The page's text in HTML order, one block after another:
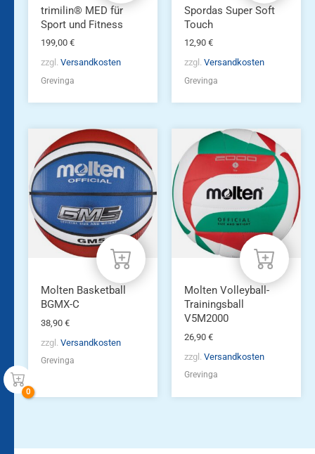
trimilin® MED für
Sport und Fitness
199,00 €
zzgl. Versandkosten
Grevinga
Spordas Super Soft
Touch
12,90 €
zzgl. Versandkosten
Grevinga
Molten Basketball
BGMX-C
38,90 €
zzgl. Versandkosten
Grevinga
Molten Volleyball-
Trainingsball
V5M2000
26,90 €
zzgl. Versandkosten
Grevinga